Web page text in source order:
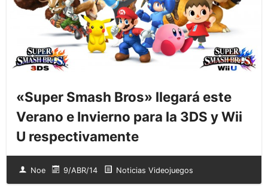
«Super Smash Bros» llegará este
Verano e Invierno para la 3DS y Wii
U respectivamente
Noe 9/ABR/14 Noticias Videojuegos